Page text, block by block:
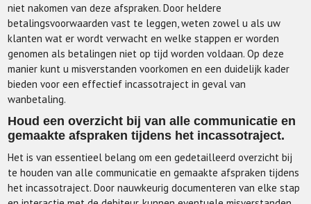
niet nakomen van deze afspraken. Door heldere
betalingsvoorwaarden vast te leggen, weten zowel u als uw
klanten wat er wordt verwacht en welke stappen er worden
genomen als betalingen niet op tijd worden voldaan. Op deze
manier kunt u misverstanden voorkomen en een duidelijk kader
bieden voor een effectief incassotraject in geval van
wanbetaling.
Houd een overzicht bij van alle communicatie en
gemaakte afspraken tijdens het incassotraject.
Het is van essentieel belang om een gedetailleerd overzicht bij
te houden van alle communicatie en gemaakte afspraken tijdens
het incassotraject. Door nauwkeurig documenteren van elke stap